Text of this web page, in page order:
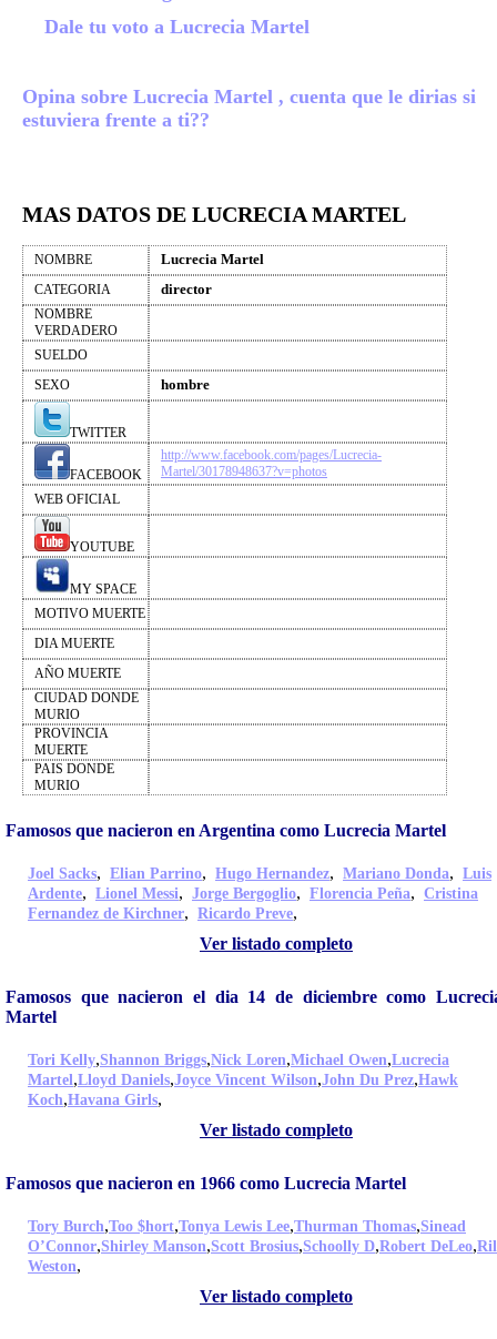
Dale tu voto a Lucrecia Martel
Opina sobre Lucrecia Martel , cuenta que le dirias si
estuviera frente a ti??
MAS DATOS DE LUCRECIA MARTEL
NOMBRE Lucrecia Martel
CATEGORIA director
NOMBRE
VERDADERO
SUELDO
SEXO
hombre
TWITTER
FACEBOOK
http://www.facebook.com/pages/Lucrecia-
Martel/30178948637?v=photos
WEB OFICIAL
YOUTUBE
MY SPACE
MOTIVO MUERTE
DIA MUERTE
AÑO MUERTE
CIUDAD DONDE
MURIO
PROVINCIA
MUERTE
PAIS DONDE
MURIO
Famosos que nacieron en Argentina como Lucrecia Martel
Joel Sacks, Elian Parrino, Hugo Hernandez, Mariano Donda, Luis
Ardente, Lionel Messi, Jorge Bergoglio, Florencia Peña, Cristina
Fernandez de Kirchner, Ricardo Preve,
Ver listado completo
Famosos que nacieron el dia 14 de diciembre como
Martel
Tori Kelly,Shannon Briggs,Nick Loren,Michael Owen,Lucrecia
Martel,Lloyd Daniels,Joyce Vincent Wilson,John Du Prez,Hawk
Koch,Havana Girls,
Ver listado completo
Famosos que nacieron en 1966 como Lucrecia Martel
Tory Burch,Too $hort,Tonya Lewis Lee,Thurman Thomas,Sinead
O’Connor,Shirley Manson,Scott Brosius,Schoolly D,Robert DeLeo,
Weston,
Ver listado completo